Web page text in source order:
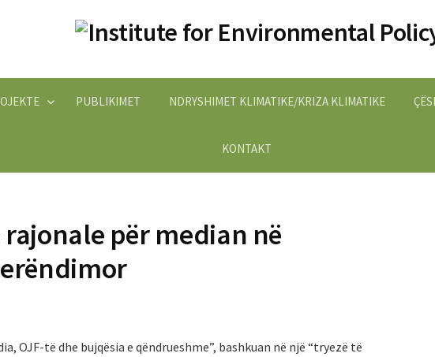
PUBLIKIMET NDRYSHIMET KLIMATIKE/KRIZA KLIMATIKE
KONTAKT
për median në
OJF-të dhe bujqësia e qëndrueshme”, bashkuan në një “tryezë të